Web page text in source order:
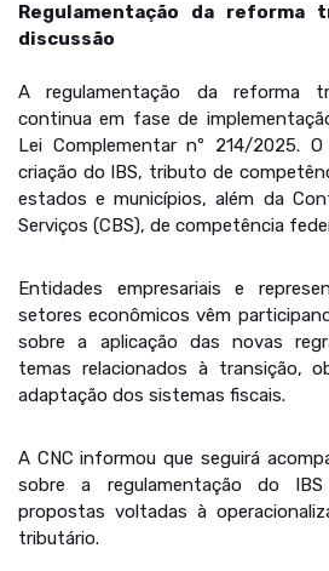
Regulamentação da reforma
discussão
A regulamentação da reforma
continua em fase de
Lei Complementar nº 214/2025.
criação do IBS, tributo de
estados e municípios, além da
Serviços (CBS), de competência
Entidades empresariais e
setores econômicos vêm
sobre a aplicação das novas
temas relacionados à transição,
adaptação dos sistemas fiscais.
A CNC informou que seguirá
sobre a regulamentação do
propostas voltadas à
tributário.